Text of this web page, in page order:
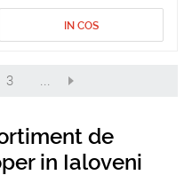
IN COS
3 ...
de
in Ialoveni